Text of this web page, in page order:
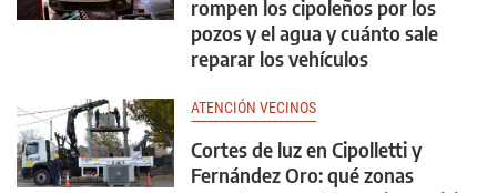
rompen los cipoleños por los
pozos y el agua y cuánto sale
reparar los vehículos
ATENCIÓN VECINOS
Cortes de luz en Cipolletti y
Fernández Oro: qué zonas